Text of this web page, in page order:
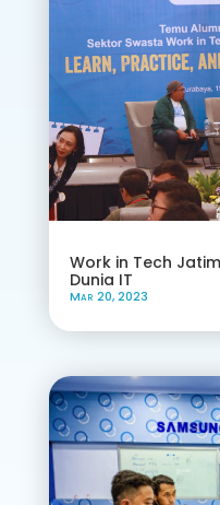
Work in Tech
Dunia IT
Mar 20, 2023